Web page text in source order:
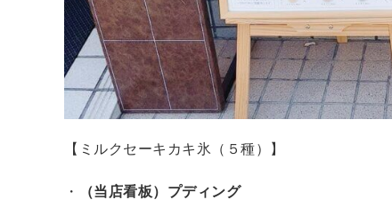
【ミルクセーキカキ氷（５種）】
・
（当店看板）プディング